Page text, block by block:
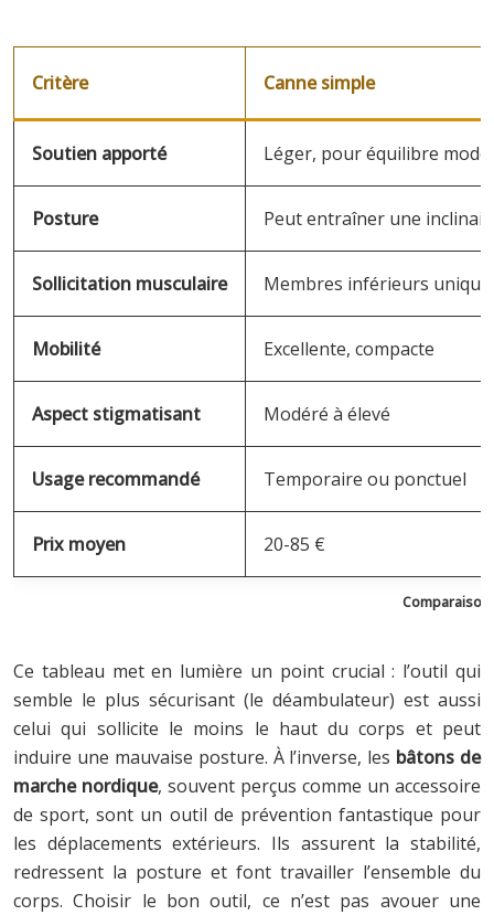
Comparaison
Critère Canne simple
Soutien apporté Léger, pour équilibre
Posture Peut entraîner une
Sollicitation musculaire Membres inférieurs
Mobilité Excellente, compacte
Aspect stigmatisant Modéré à élevé
Usage recommandé Temporaire ou ponctuel
Prix moyen 20-85 €
Ce tableau met en lumière un point crucial : l’outil qui
semble le plus sécurisant (le déambulateur) est aussi
celui qui sollicite le moins le haut du corps et peut
induire une mauvaise posture. À l’inverse, les bâtons de
marche nordique, souvent perçus comme un accessoire
de sport, sont un outil de prévention fantastique pour
les déplacements extérieurs. Ils assurent la stabilité,
redressent la posture et font travailler l’ensemble du
corps. Choisir le bon outil, ce n’est pas avouer une